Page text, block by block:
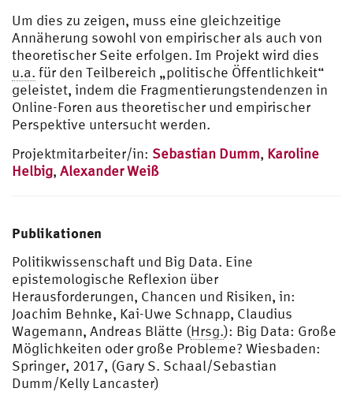
Um dies zu zeigen, muss eine gleichzeitige
Annäherung sowohl von empirischer als auch von
theoretischer Seite erfolgen. Im Projekt wird dies
u.a. für den Teilbereich „politische Öffentlichkeit“
geleistet, indem die Fragmentierungstendenzen in
Online-Foren aus theoretischer und empirischer
Perspektive untersucht werden.
Projektmitarbeiter/in: Sebastian Dumm, Karoline
Helbig, Alexander Weiß
Publikationen
Politikwissenschaft und Big Data. Eine
epistemologische Reflexion über
Herausforderungen, Chancen und Risiken, in:
Joachim Behnke, Kai-Uwe Schnapp, Claudius
Wagemann, Andreas Blätte (Hrsg.): Big Data: Große
Möglichkeiten oder große Probleme? Wiesbaden:
Springer, 2017, (Gary S. Schaal/Sebastian
Dumm/Kelly Lancaster)